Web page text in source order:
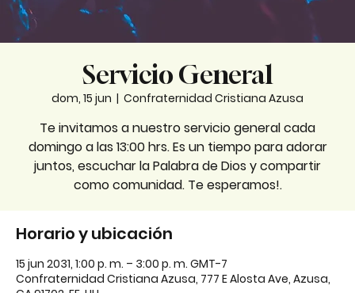
Servicio General
dom, 15 jun
  |
Confraternidad Cristiana Azusa
Te invitamos a nuestro servicio general cada
domingo a las 13:00 hrs. Es un tiempo para adorar
juntos, escuchar la Palabra de Dios y compartir
como comunidad. Te esperamos!.
Horario y ubicación
15 jun 2031, 1:00 p. m. – 3:00 p. m. GMT-7
Confraternidad Cristiana Azusa, 777 E Alosta Ave, Azusa,